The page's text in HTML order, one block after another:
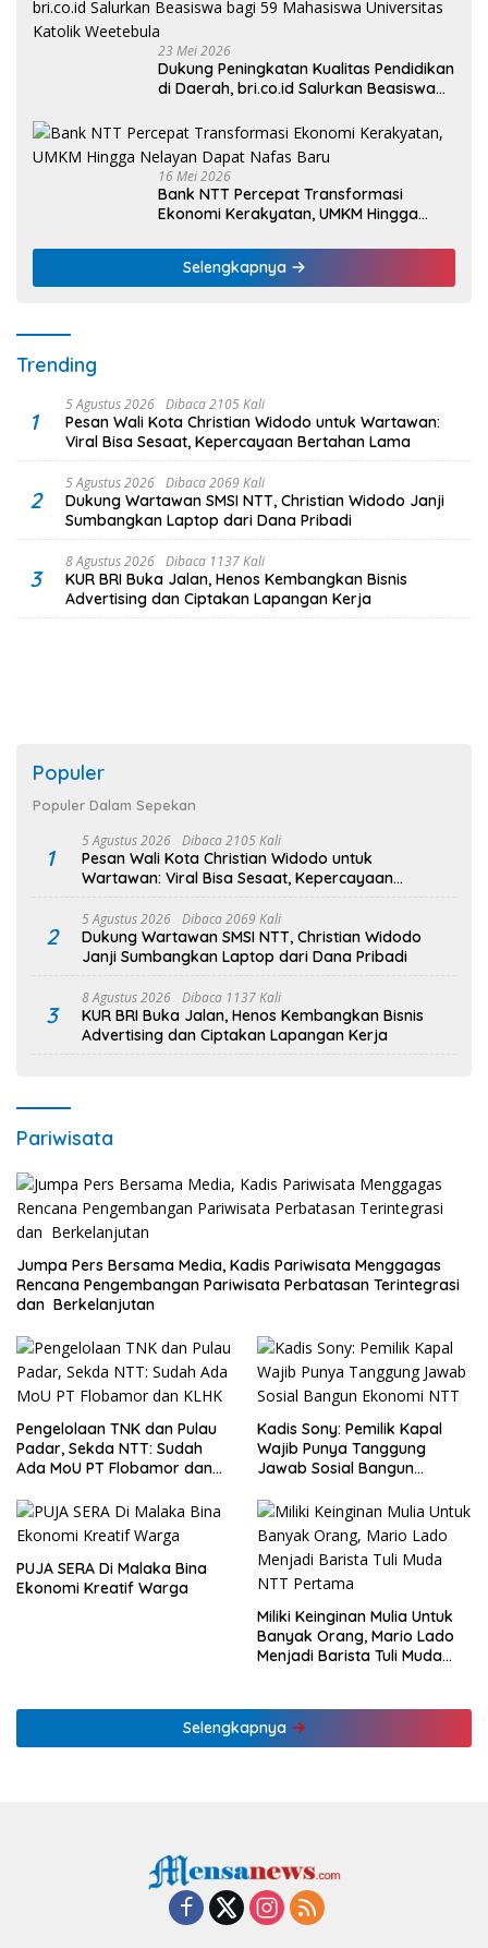
23 Mei 2026
Dukung Peningkatan Kualitas Pendidikan
di Daerah, bri.co.id Salurkan Beasiswa
Weetebula
16 Mei 2026
Bank NTT Percepat Transformasi
Ekonomi Kerakyatan, UMKM Hingga
Selengkapnya
Trending
1
5 Agustus 2026 Dibaca 2105 Kali
Pesan Wali Kota Christian Widodo untuk Wartawan:
Viral Bisa Sesaat, Kepercayaan Bertahan Lama
2
5 Agustus 2026 Dibaca 2069 Kali
Dukung Wartawan SMSI NTT, Christian Widodo Janji
Sumbangkan Laptop dari Dana Pribadi
3
8 Agustus 2026 Dibaca 1137 Kali
KUR BRI Buka Jalan, Henos Kembangkan Bisnis
Advertising dan Ciptakan Lapangan Kerja
Populer
Populer Dalam Sepekan
1
5 Agustus 2026 Dibaca 2105 Kali
Pesan Wali Kota Christian Widodo untuk
Wartawan: Viral Bisa Sesaat, Kepercayaan
Bertahan Lama
2
5 Agustus 2026 Dibaca 2069 Kali
Dukung Wartawan SMSI NTT, Christian Widodo
Janji Sumbangkan Laptop dari Dana Pribadi
3
8 Agustus 2026 Dibaca 1137 Kali
KUR BRI Buka Jalan, Henos Kembangkan Bisnis
Advertising dan Ciptakan Lapangan Kerja
Pariwisata
Jumpa Pers Bersama Media, Kadis Pariwisata Menggagas
Rencana Pengembangan Pariwisata Perbatasan Terintegrasi
dan Berkelanjutan
Pengelolaan TNK dan Pulau
Padar, Sekda NTT: Sudah
Ada MoU PT Flobamor dan
Kadis Sony: Pemilik Kapal
Wajib Punya Tanggung
Jawab Sosial Bangun
PUJA SERA Di Malaka Bina
Ekonomi Kreatif Warga
Miliki Keinginan Mulia Untuk
Banyak Orang, Mario Lado
Menjadi Barista Tuli Muda
Selengkapnya